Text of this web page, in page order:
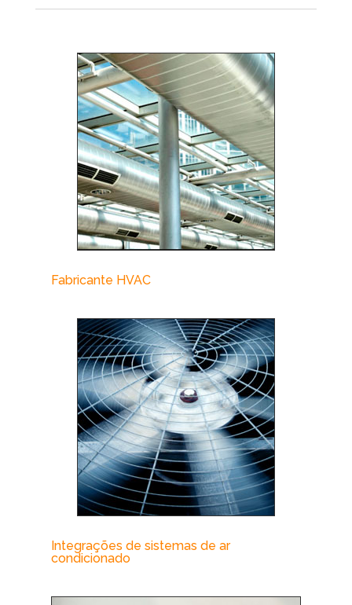
Fabricante HVAC
Integrações de sistemas de ar
condicionado